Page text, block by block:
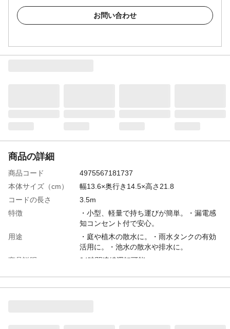
お問い合わせ
商品の詳細
商品コード
4975567181737
本体サイズ（cm）
幅13.6×奥行き14.5×高さ21.8
コードの長さ
3.5m
特徴
・小型、軽量で持ち運びが簡単。・漏電感
知コンセント付で安心。
用途
・庭や植木の散水に。・雨水タンクの有効
活用に。・池水の散水や排水に。
商品説明
24時間連続運転可能
商品仕様
・最低吸込水位:20mm ・最低起動水